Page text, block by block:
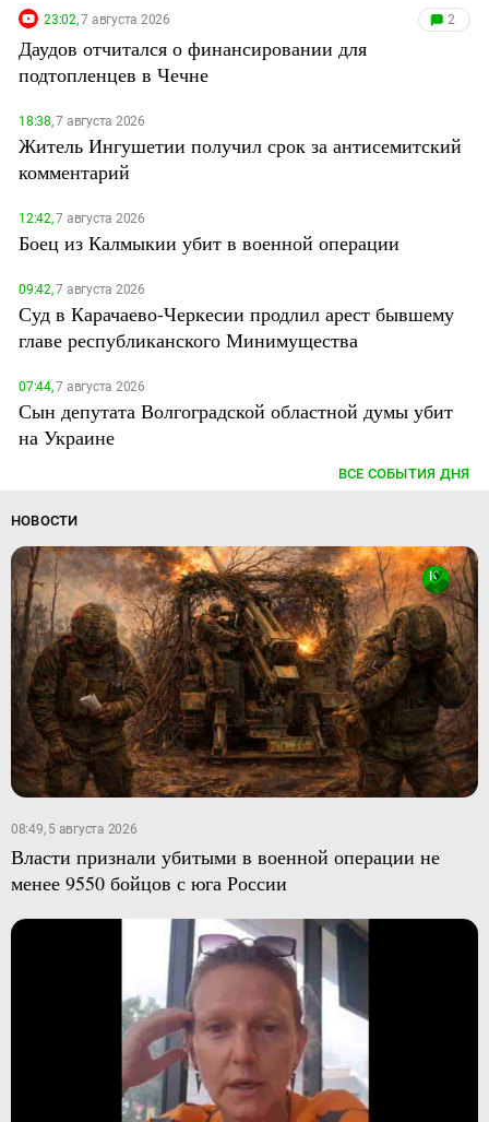
23:02,7 августа 2026 2
Даудов отчитался о финансировании для
подтопленцев в Чечне
18:38,7 августа 2026
Житель Ингушетии получил срок за антисемитский
комментарий
12:42,7 августа 2026
Боец из Калмыкии убит в военной операции
09:42,7 августа 2026
Суд в Карачаево-Черкесии продлил арест бывшему
главе республиканского Минимущества
07:44,7 августа 2026
Сын депутата Волгоградской областной думы убит
на Украине
ВСЕ СОБЫТИЯ ДНЯ
НОВОСТИ
08:49, 5 августа 2026
Власти признали убитыми в военной операции не
менее 9550 бойцов с юга России